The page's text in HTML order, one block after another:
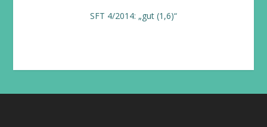
SFT 4/2014: „gut (1,6)“